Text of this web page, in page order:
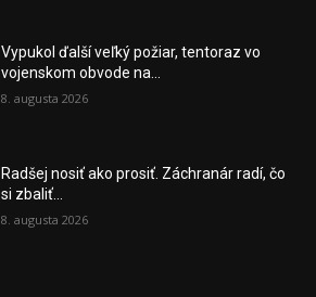
Vypukol ďalší veľký požiar, tentoraz vo
vojenskom obvode na...
8. augusta 2026
Radšej nosiť ako prosiť. Záchranár radí, čo
si zbaliť...
8. augusta 2026